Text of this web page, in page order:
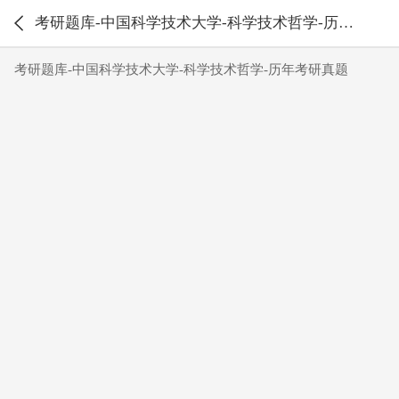
考研题库-中国科学技术大学-科学技术哲学-历年考研真题
考研题库-中国科学技术大学-科学技术哲学-历年考研真题